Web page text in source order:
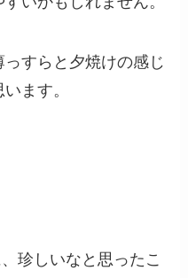
すらと夕焼けの感じ
ます。
珍しいなと思ったこ